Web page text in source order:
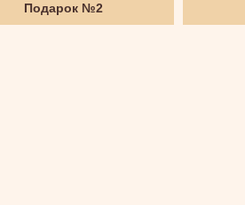
Подарок №2